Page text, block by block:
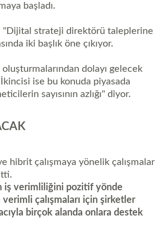
başladı.
"Dijital strateji direktörü taleplerine
iki başlık öne çıkıyor.
dolayı gelecek
ise bu konuda piyasada
sayısının azlığı" diyor.
hibrit çalışmaya yönelik çalışmalar
iş verimliliğini pozitif yönde
çalışmaları için şirketler
birçok alanda onlara destek